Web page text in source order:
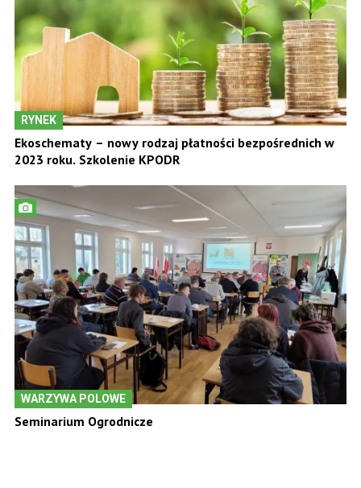
RYNEK
Ekoschematy – nowy rodzaj płatności bezpośrednich w
2023 roku. Szkolenie KPODR
WARZYWA POLOWE
Seminarium Ogrodnicze